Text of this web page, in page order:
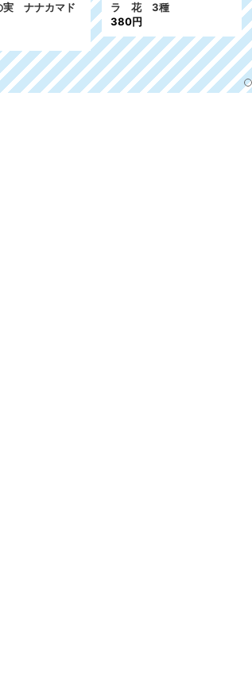
コルデル文学 ブラジル
郵趣展 小型シート
クレジット協会 1種